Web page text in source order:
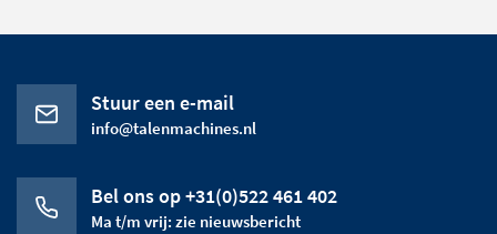
Stuur een e-mail
info@talenmachines.nl
Bel ons op +31(0)522 461 402
Ma t/m vrij: zie nieuwsbericht